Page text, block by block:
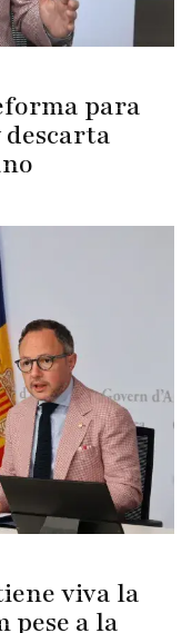
para
viva la
pese a la